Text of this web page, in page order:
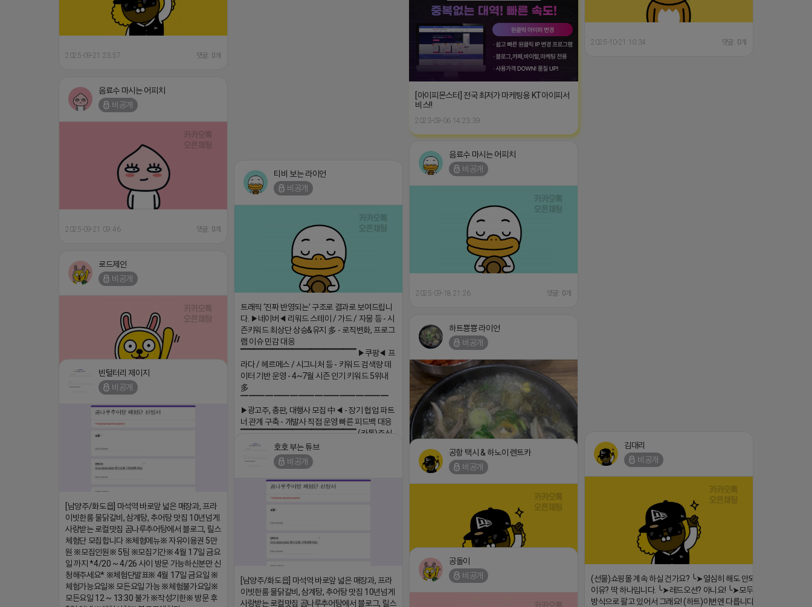
2025-10-21 10:34 댓글: 0개
2025-09-21 23:57 댓글: 0개
[아이피몬스터] 전국 최저가 마케팅용 KT아이피서
비스!!
2023-09-06 14:23:39
음료수 마시는 어피치
비공개
2025-09-21 09:46 댓글: 0개
음료수 마시는 어피치
비공개
2025-09-18 21:26 댓글: 0개
티비 보는 라이언
비공개
트래픽 ‘진짜 반영되는’ 구조로 결과로 보여드립니
다. ▶네이버◀ 리워드 스테이 / 가드 / 자몽 등 - 시
즌키워드 최상단 상승&유지 多 - 로직변화, 프로그
램 이슈 민감 대응
▔▔▔▔▔▔▔▔▔▔▔▔▔▔▔▔▔▔ ▶쿠팡◀ 프
라다 / 헤르메스 / 시그니처 등 - 키워드 검색량 데
이터 기반 운영 - 4~7월 시즌 인기 키워드 5위내
多
▔▔▔▔▔▔▔▔▔▔▔▔▔▔▔▔▔▔
▶광고주, 총판, 대행사 모집 中◀ - 장기 협업 파트
너 관계 구축 - 개발사 직접 운영 빠른 피드백 대응
▔▔▔▔▔▔▔▔▔▔▔▔▔▔▔▔▔▔ (카톡)주식
회사 더 풀림 https://더풀림상담.enn.kr https://
더풀림상담.enn.kr
로드제인
비공개
⛔️ 투자금 0원 부업 ➡️ 내일 밤 9시 ⛔️
2026-04-18 17:23
댓글:20개
하트뿅뿅 라이언
비공개
https://m.blog.naver.com/wlgus1647/224253846149
2026-04-18 17:23
빈털터리 제이지
비공개
[남양주/화도읍] 마석역 바로앞 넓은 매장과, 프라
이빗한룸 물닭갈비, 삼계탕, 추어탕 맛집 10년넘게
사랑받는 로컬맛집 곰나루추어탕에서 블로그, 릴스
체험단 모집합니다 ※체험메뉴※ 자유이용권 5만
원 ※모집인원※ 5팀 ※모집기간※ 4월 17일 금요
일 까지 *4/20 ~ 4/26 사이 방문 가능하신분만 신
청해주세요* ※체험단발표※ 4월 17일 금요일 ※
체험가능요일※ 모든요일 가능 ※체험불가요일※
모든요일 12 ~ 13:30 불가 ※작성기한※ 방문 후
김대리
비공개
(선물)쇼핑몰 계속 하실 건가요? ╰➤열심히 해도 안되는
이유? 딱 하나입니다. ╰➤레드오션? 아니요! ╰➤모두 같은
방식으로 팔고 있어서 그래요! (하트)이번엔 다릅니다. ╰➤
호호 부는 튜브
비공개
[남양주/화도읍] 마석역 바로앞 넓은 매장과, 프라
이빗한룸 물닭갈비, 삼계탕, 추어탕 맛집 10년넘게
사랑받는 로컬맛집 곰나루추어탕에서 블로그, 릴스
공항 택시 & 하노이 렌트카
비공개
(star) 안녕하십니까 (star)
댓글:20개
공돌이
비공개